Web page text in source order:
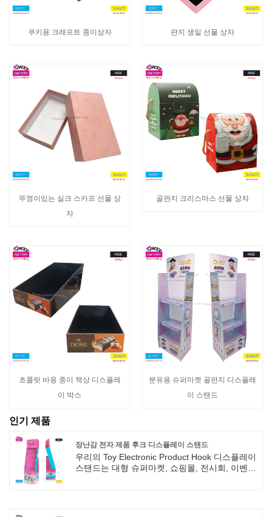
쿠키용 크래프트 종이상자 판지 생일 선물 상자
뚜껑이있는 실크 스카프 선물 상
자
골판지 크리스마스 선물 상자
초콜릿 바용 종이 책상 디스플레
이 박스
분유용 슈퍼마켓 골판지 디스플레
이 스탠드
인기 제품
장난감 전자 제품 후크 디스플레이 스탠드
우리의 Toy Electronic Product Hook 디스플레이
스탠드는 대형 슈퍼마켓, 쇼핑몰, 전시회, 이벤트